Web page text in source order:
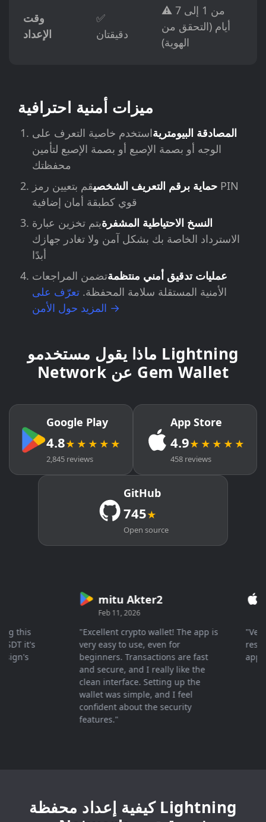
وقت
الإعداد
✅
دقيقتان
⚠️ من 1 إلى 7
أيام (التحقق من
الهوية)
ميزات أمنية احترافية
المصادقة البيومتريةاستخدم خاصية التعرف على
الوجه أو بصمة الإصبع أو بصمة الإصبع لتأمين
محفظتك
حماية برقم التعريف الشخصيقم بتعيين رمز PIN
قوي كطبقة أمان إضافية
النسخ الاحتياطية المشفرةيتم تخزين عبارة
الاسترداد الخاصة بك بشكل آمن ولا تغادر جهازك
أبدًا
عمليات تدقيق أمني منتظمةتضمن المراجعات
الأمنية المستقلة سلامة المحفظة. تعرّف على
المزيد حول الأمن →
ماذا يقول مستخدمو Lightning
Network عن Gem Wallet
Google Play
4.8★★★★★
2,845 reviews
App Store
4.9★★★★★
458 reviews
GitHub
745★
Open source
this
it's
mitu Akter2
Feb 11, 2026
"Excellent crypto wallet! The app is
very easy to use, even for
beginners. Transactions are fast
and secure, and I really like the
clean interface. Setting up the
wallet was simple, and I feel
confident about the security
features."
"Very
كيفية إعداد محفظة Lightning